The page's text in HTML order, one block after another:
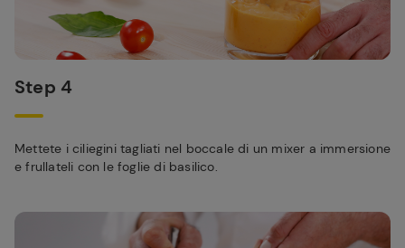
Step 4
Mettete i ciliegini tagliati nel boccale di un mixer a immersione
e frullateli con le foglie di basilico.